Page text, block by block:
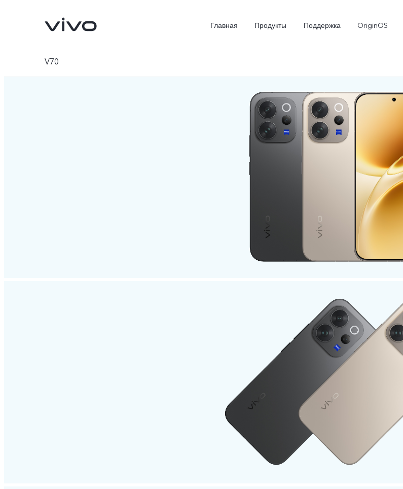
Главная Продукты Поддержка OriginOS
X300 Pro Новинка
V70